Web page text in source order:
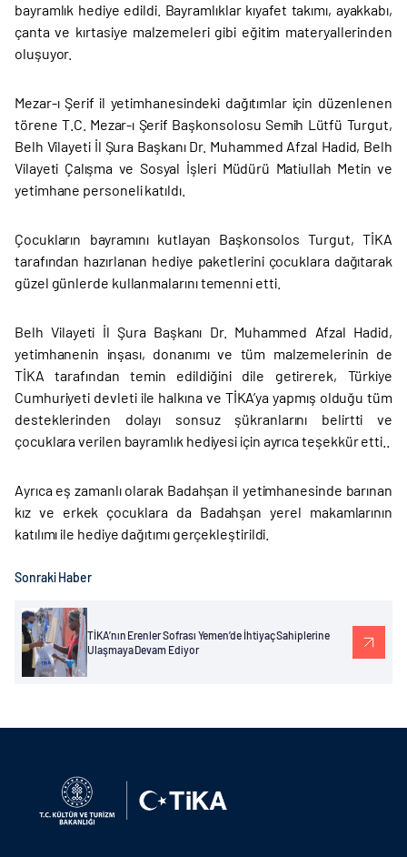
bayramlık hediye edildi. Bayramlıklar kıyafet takımı, ayakkabı,
çanta ve kırtasiye malzemeleri gibi eğitim materyallerinden
oluşuyor.
Mezar-ı Şerif il yetimhanesindeki dağıtımlar için düzenlenen
törene T.C. Mezar-ı Şerif Başkonsolosu Semih Lütfü Turgut,
Belh Vilayeti İl Şura Başkanı Dr. Muhammed Afzal Hadid, Belh
Vilayeti Çalışma ve Sosyal İşleri Müdürü Matiullah Metin ve
yetimhane personeli katıldı.
Çocukların bayramını kutlayan Başkonsolos Turgut, TİKA
tarafından hazırlanan hediye paketlerini çocuklara dağıtarak
güzel günlerde kullanmalarını temenni etti.
Belh Vilayeti İl Şura Başkanı Dr. Muhammed Afzal Hadid,
yetimhanenin inşası, donanımı ve tüm malzemelerinin de
TİKA tarafından temin edildiğini dile getirerek, Türkiye
Cumhuriyeti devleti ile halkına ve TİKA’ya yapmış olduğu tüm
desteklerinden dolayı sonsuz şükranlarını belirtti ve
çocuklara verilen bayramlık hediyesi için ayrıca teşekkür etti..
Ayrıca eş zamanlı olarak Badahşan il yetimhanesinde barınan
kız ve erkek çocuklara da Badahşan yerel makamlarının
katılımı ile hediye dağıtımı gerçekleştirildi.
Sonraki Haber
TİKA’nın Erenler Sofrası Yemen’de İhtiyaç Sahiplerine
Ulaşmaya Devam Ediyor